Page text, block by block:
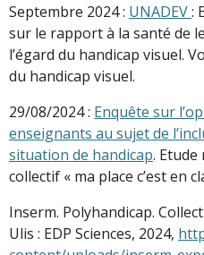
Septembre 2024 : UNADEV:
sur le rapport à la santé de
l’égard du handicap visuel.
du handicap visuel.
29/08/2024 : Enquête sur
enseignants au sujet de
situation de handicap. Etude
collectif « ma place c’est en
Inserm. Polyhandicap.
Ulis : EDP Sciences, 2024,